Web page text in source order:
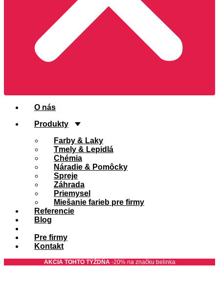
O nás
Produkty
Farby & Laky
Tmely & Lepidlá
Chémia
Náradie & Pomôcky
Spreje
Záhrada
Priemysel
Miešanie farieb pre firmy
Referencie
Blog
Pre firmy
Kontakt
AKCIA TOHTO TÝŽDŇA -20% na značku belinka